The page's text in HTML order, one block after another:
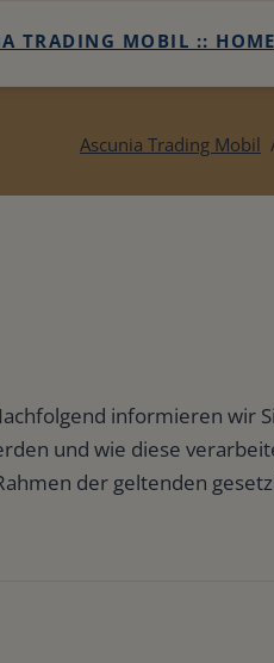
TRADING MOBIL :: HOME
Potenzial-Check buchen
:: Trading Mobil
Ascunia Trading Mobil
informieren wir
und wie diese
der geltenden